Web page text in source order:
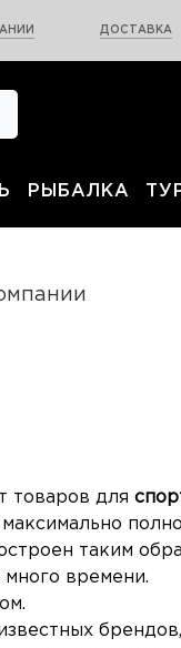
ДОСТАВКА
РЫБАЛКА
товаров для
таким
много времени.